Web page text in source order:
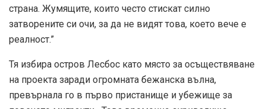
страна. Жумящите, които често стискат силно
затворените си очи, за да не видят това, което вече е
реалност.”
Тя избира остров Лесбос като място за осъществяване
на проекта заради огромната бежанска вълна,
превърнала го в първо пристанище и убежище за